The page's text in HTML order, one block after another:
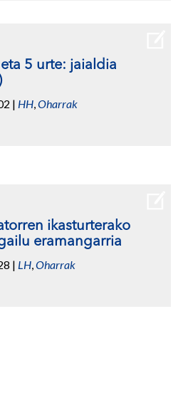
5 urte: jaialdia
| HH,Oharrak
ikasturterako
eramangarria
| LH,Oharrak